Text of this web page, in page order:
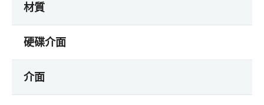
材質
硬碟介面
介面